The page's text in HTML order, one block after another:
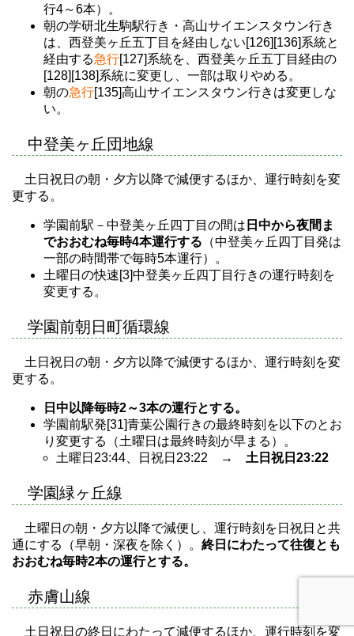
行4～6本）。
朝の学研北生駒駅行き・高山サイエンスタウン行き
は、西登美ヶ丘五丁目を経由しない[126][136]系統と
経由する急行[127]系統を、西登美ヶ丘五丁目経由の
[128][138]系統に変更し、一部は取りやめる。
朝の急行[135]高山サイエンスタウン行きは変更しな
い。
中登美ヶ丘団地線
土日祝日の朝・夕方以降で減便するほか、運行時刻を変
更する。
学園前駅－中登美ヶ丘四丁目の間は 日中から夜間ま
でおおむね毎時4本運行する （中登美ヶ丘四丁目発は
一部の時間帯で毎時5本運行）。
土曜日の快速[3]中登美ヶ丘四丁目行きの運行時刻を
変更する。
学園前朝日町循環線
土日祝日の朝・夕方以降で減便するほか、運行時刻を変
更する。
日中以降毎時2～3本の運行とする。
学園前駅発[31]青葉公園行きの最終時刻を以下のとお
り変更する（土曜日は最終時刻が早まる）。
土曜日23:44、日祝日23:22 → 土日祝日23:22
学園緑ヶ丘線
土曜日の朝・夕方以降で減便し、運行時刻を日祝日と共
通にする（早朝・深夜を除く）。 終日にわたって往復とも
おおむね毎時2本の運行とする。
赤膚山線
土日祝日の終日にわたって減便するほか、運行時刻を変